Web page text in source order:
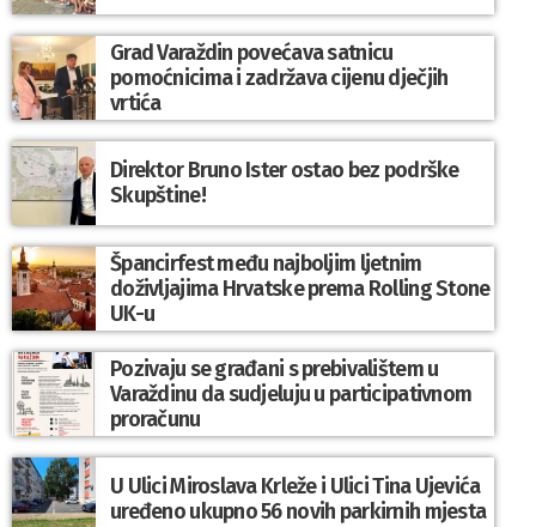
Grad Varaždin povećava satnicu
pomoćnicima i zadržava cijenu dječjih
vrtića
Direktor Bruno Ister ostao bez podrške
Skupštine!
Špancirfest među najboljim ljetnim
doživljajima Hrvatske prema Rolling Stone
UK-u
Pozivaju se građani s prebivalištem u
Varaždinu da sudjeluju u participativnom
proračunu
U Ulici Miroslava Krleže i Ulici Tina Ujevića
uređeno ukupno 56 novih parkirnih mjesta